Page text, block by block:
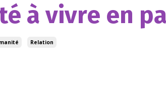
à vivre en
Relation